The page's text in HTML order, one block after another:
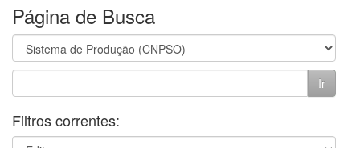
Página de Busca
Filtros correntes: